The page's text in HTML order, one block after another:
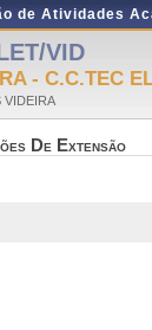
de Atividades
VID
- C.C.TEC
VIDEIRA
De Extensão